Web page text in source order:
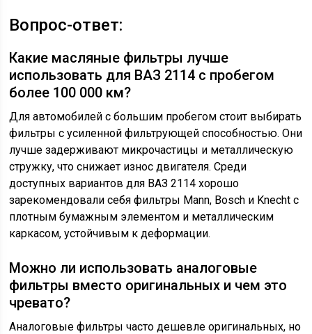
Вопрос-ответ:
Какие масляные фильтры лучше
использовать для ВАЗ 2114 с пробегом
более 100 000 км?
Для автомобилей с большим пробегом стоит выбирать
фильтры с усиленной фильтрующей способностью. Они
лучше задерживают микрочастицы и металлическую
стружку, что снижает износ двигателя. Среди
доступных вариантов для ВАЗ 2114 хорошо
зарекомендовали себя фильтры Mann, Bosch и Knecht с
плотным бумажным элементом и металлическим
каркасом, устойчивым к деформации.
Можно ли использовать аналоговые
фильтры вместо оригинальных и чем это
чревато?
Аналоговые фильтры часто дешевле оригинальных, но